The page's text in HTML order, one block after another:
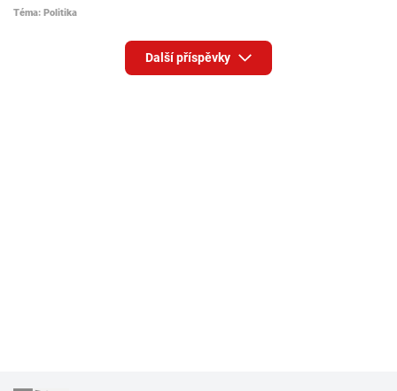
Téma: Politika
Další příspěvky